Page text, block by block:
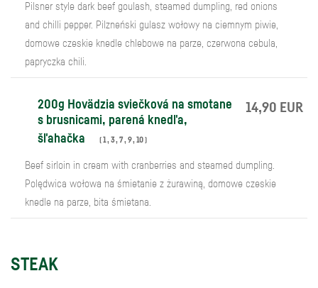
Pilsner style dark beef goulash, steamed dumpling, red onions
and chilli pepper. Pilzneński gulasz wołowy na ciemnym piwie,
domowe czeskie knedle chlebowe na parze, czerwona cebula,
papryczka chili.
200g Hovädzia sviečková na smotane
s brusnicami, parená knedľa,
šľahačka
(1,3,7,9,10)
14,90 EUR
Beef sirloin in cream with cranberries and steamed dumpling.
Polędwica wołowa na śmietanie z żurawiną, domowe czeskie
knedle na parze, bita śmietana.
STEAK